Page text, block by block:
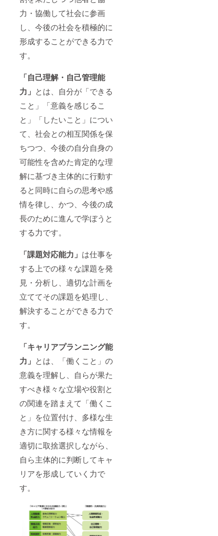
力・協働して社会に参画
し、今後の社会を積極的に
形成することができる力で
す。
「自己理解・自己管理能
力」 とは、自分が「できる
こと」「意義を感じるこ
と」「したいこと」につい
て、社会との相互関係を保
ちつつ、今後の自分自身の
可能性を含めた肯定的な理
解に基づき主体的に行動す
ると同時に自らの思考や感
情を律し、かつ、今後の成
長のために進んで学ぼうと
する力です。
「課題対応能力」 は仕事を
する上での様々な課題を発
見・分析し、適切な計画を
立ててその課題を処理し、
解決することができる力で
す。
「キャリアプランニング能
力」 とは、「働くこと」の
意義を理解し、自らが果た
すべき様々な立場や役割と
の関連を踏まえて「働くこ
と」を位置付け、多様な生
き方に関する様々な情報を
適切に取捨選択しながら、
自ら主体的に判断してキャ
リアを形成していく力で
す。